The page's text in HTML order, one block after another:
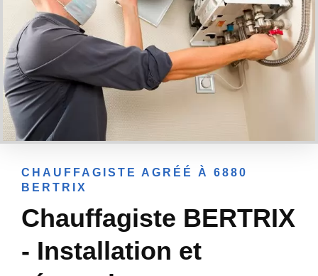
CHAUFFAGISTE AGRÉÉ À 6880
BERTRIX
Chauffagiste BERTRIX
- Installation et